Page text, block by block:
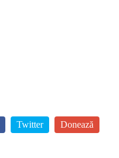
Twitter
Donează